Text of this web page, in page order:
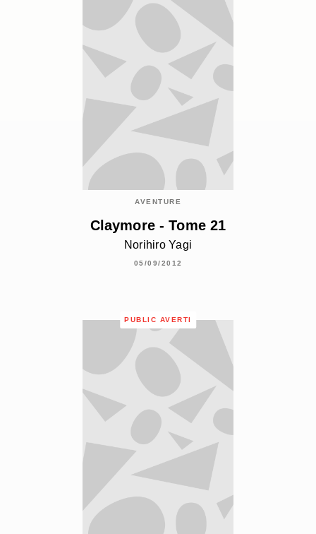
AVENTURE
Claymore - Tome 21
Norihiro Yagi
05/09/2012
PUBLIC AVERTI